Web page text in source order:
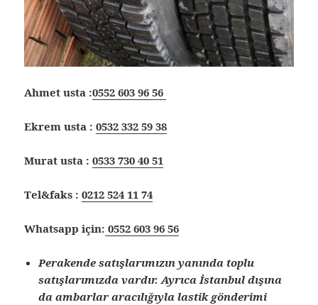
Ahmet usta :0552 603 96 56
Ekrem usta :0532 332 59 38
Murat usta :0533 730 40 51
Tel&faks :0212 524 11 74
Whatsapp için: 0552 603 96 56
Perakende satışlarımızın yanında toplu
satışlarımızda vardır. Ayrıca İstanbul dışına
da ambarlar aracılığıyla lastik gönderimi